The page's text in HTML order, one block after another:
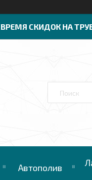
ВРЕМЯ СКИДОК НА
Автополив